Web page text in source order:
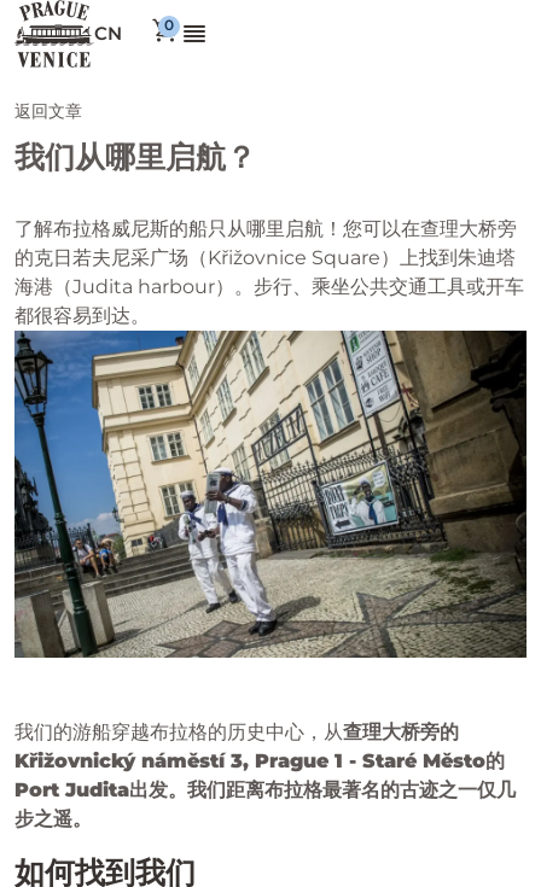
CN
返回文章
我们从哪里启航？
了解布拉格威尼斯的船只从哪里启航！您可以在查理大桥旁
的克日若夫尼采广场（Křižovnice Square）上找到朱迪塔
海港（Judita harbour）。步行、乘坐公共交通工具或开车
都很容易到达。
我们的游船穿越布拉格的历史中心，从查理大桥旁的
Křižovnický náměstí 3, Prague 1 - Staré Město的
Port Judita出发。我们距离布拉格最著名的古迹之一仅几
步之遥。
如何找到我们